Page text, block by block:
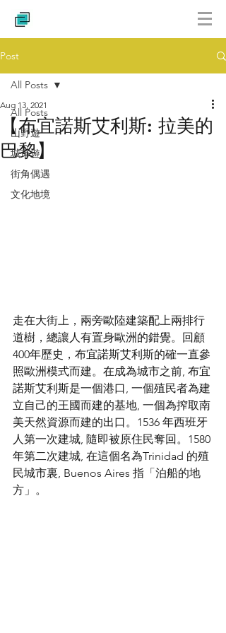
Post
All Posts
山野遊
城市遊
街角偶遇
文化地境
All Posts
【布宜諾斯艾利斯: 拉美的
巴黎】
Aug 13, 2021
走在大街上，兩旁歐陸建築配上兩排行
道樹，總讓人有置身歐洲的錯覺。回顧
400年歷史，布宜諾斯艾利斯的確一直參
照歐洲模式而建。在成為城市之前, 布宜
諾斯艾利斯是一個港口, 一個殖民者為建
立自己的王國而建的基地, 一個為搾取南
美天然資源而建的出口。1536 年西班牙
人第一次建城, 隨即被原住民奪回。1580
年第二次建城, 在這個名為Trinidad 的殖
民城市裏, Buenos Aires 指「泊船的地
方」。